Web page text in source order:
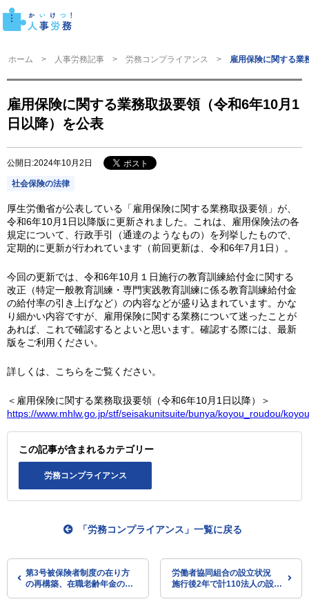
ホーム 人事労務記事 労務コンプライアンス 雇用保険に関する業
雇用保険に関する業務取扱要領（令和6年10月1
日以降）を公表
公開日:2024年10月2日
社会保険の法律
厚生労働省が公表している「雇用保険に関する業務取扱要領」が、
令和6年10月1日以降版に更新されました。これは、雇用保険法の各
規定について、行政手引（通達のようなもの）を列挙したもので、
定期的に更新が行われています（前回更新は、令和6年7月1日）。
今回の更新では、令和6年10月１日施行の教育訓練給付金に関する
改正（特定一般教育訓練・専門実践教育訓練に係る教育訓練給付金
の給付率の引き上げなど）の内容などが盛り込まれています。かな
り細かい内容ですが、雇用保険に関する業務について迷ったことが
あれば、これで確認するとよいと思います。確認する際には、最新
版をご利用ください。
詳しくは、こちらをご覧ください。
＜雇用保険に関する業務取扱要領（令和6年10月1日以降）＞
https://www.mhlw.go.jp/stf/seisakunitsuite/bunya/koyou_roudou/
この記事が含まれるカテゴリー
労務コンプライアンス
第3号被保険者制度の在り方
の再構築、在職老齢年金の廃
「労務コンプライアンス」一覧に戻る
労働者協同組合の設立状況
施行後2年で計110法人の設立